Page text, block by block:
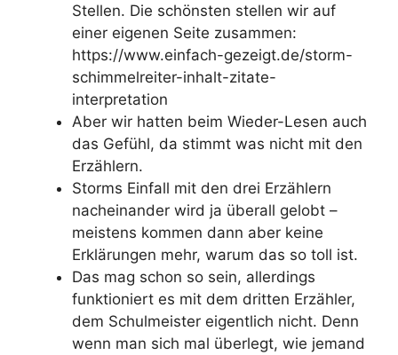
Stellen. Die schönsten stellen wir auf
einer eigenen Seite zusammen:
https://www.einfach-gezeigt.de/storm-
schimmelreiter-inhalt-zitate-
interpretation
Aber wir hatten beim Wieder-Lesen auch
das Gefühl, da stimmt was nicht mit den
Erzählern.
Storms Einfall mit den drei Erzählern
nacheinander wird ja überall gelobt –
meistens kommen dann aber keine
Erklärungen mehr, warum das so toll ist.
Das mag schon so sein, allerdings
funktioniert es mit dem dritten Erzähler,
dem Schulmeister eigentlich nicht. Denn
wenn man sich mal überlegt, wie jemand